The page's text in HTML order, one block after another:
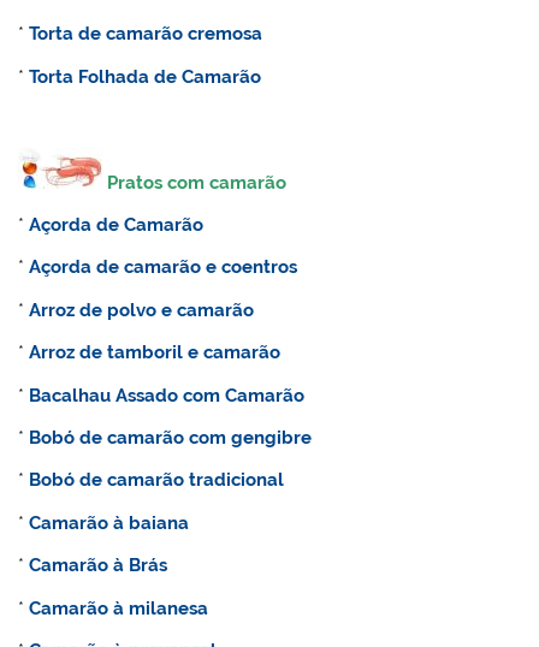
*Torta de camarão cremosa
*Torta Folhada de Camarão
Pratos com camarão
*Açorda de Camarão
*Açorda de camarão e coentros
*Arroz de polvo e camarão
*Arroz de tamboril e camarão
* Bacalhau Assado com Camarão
* Bobó de camarão com gengibre
* Bobó de camarão tradicional
*Camarão à baiana
*Camarão à Brás
*Camarão à milanesa